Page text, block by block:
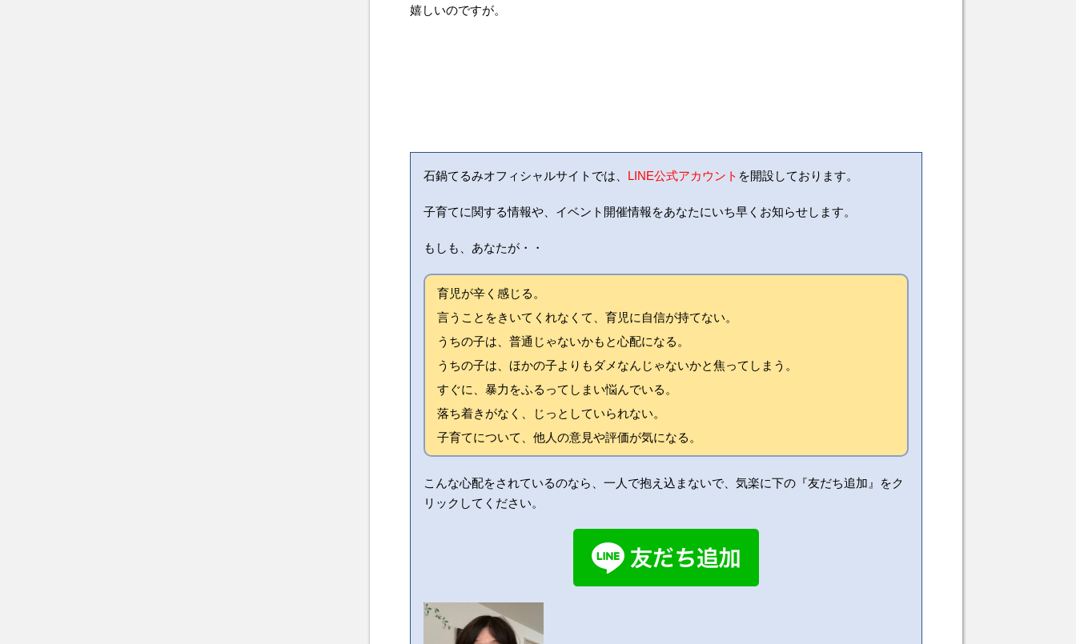
嬉しいのですが。
石鍋てるみオフィシャルサイトでは、 LINE公式アカウント を開設しております。
子育てに関する情報や、イベント開催情報をあなたにいち早くお知らせします。
もしも、あなたが・・
育児が辛く感じる。
言うことをきいてくれなくて、育児に自信が持てない。
うちの子は、普通じゃないかもと心配になる。
うちの子は、ほかの子よりもダメなんじゃないかと焦ってしまう。
すぐに、暴力をふるってしまい悩んでいる。
落ち着きがなく、じっとしていられない。
子育てについて、他人の意見や評価が気になる。
こんな心配をされているのなら、一人で抱え込まないで、気楽に下の『友だち追加』をク
リックしてください。